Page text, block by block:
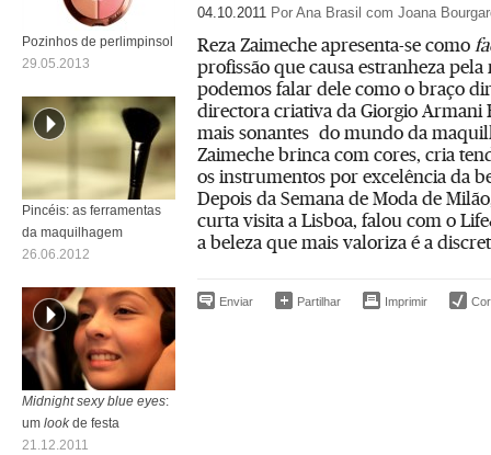
04.10.2011 Por Ana Brasil com Joana
Reza Zaimeche apresenta-se como
profissão que causa estranheza
podemos falar dele como o braço
directora criativa da Giorgio Armani
mais sonantes do mundo da
Zaimeche brinca com cores, cria
os instrumentos por excelência da
Depois da Semana de Moda de
curta visita a Lisboa, falou com o
a beleza que mais valoriza é a
Enviar Partilhar Imprimir
Pozinhos de perlimpinsol
29.05.2013
Pincéis: as ferramentas
da maquilhagem
26.06.2012
Midnight sexy blue eyes:
um look de festa
21.12.2011